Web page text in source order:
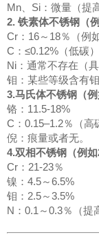
Mn、Si：微量（提
2. 铁素体不锈钢（
Cr：16～18％（例
C：≤0.12%（低碳）
Ni：通常不存在（具
钼：某些等级含有
3.马氏体不锈钢（例
铬：11.5-18%
C：0.15–1.2％（高
倪：痕量或者无。
4.双相不锈钢（例如
Cr：21-23％
镍：4.5～6.5%
钼：2.5～3.5%
N：0.1～0.3％（提